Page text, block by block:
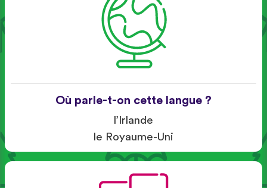
Où parle-t-on cette langue ?
l’Irlande
le Royaume-Uni